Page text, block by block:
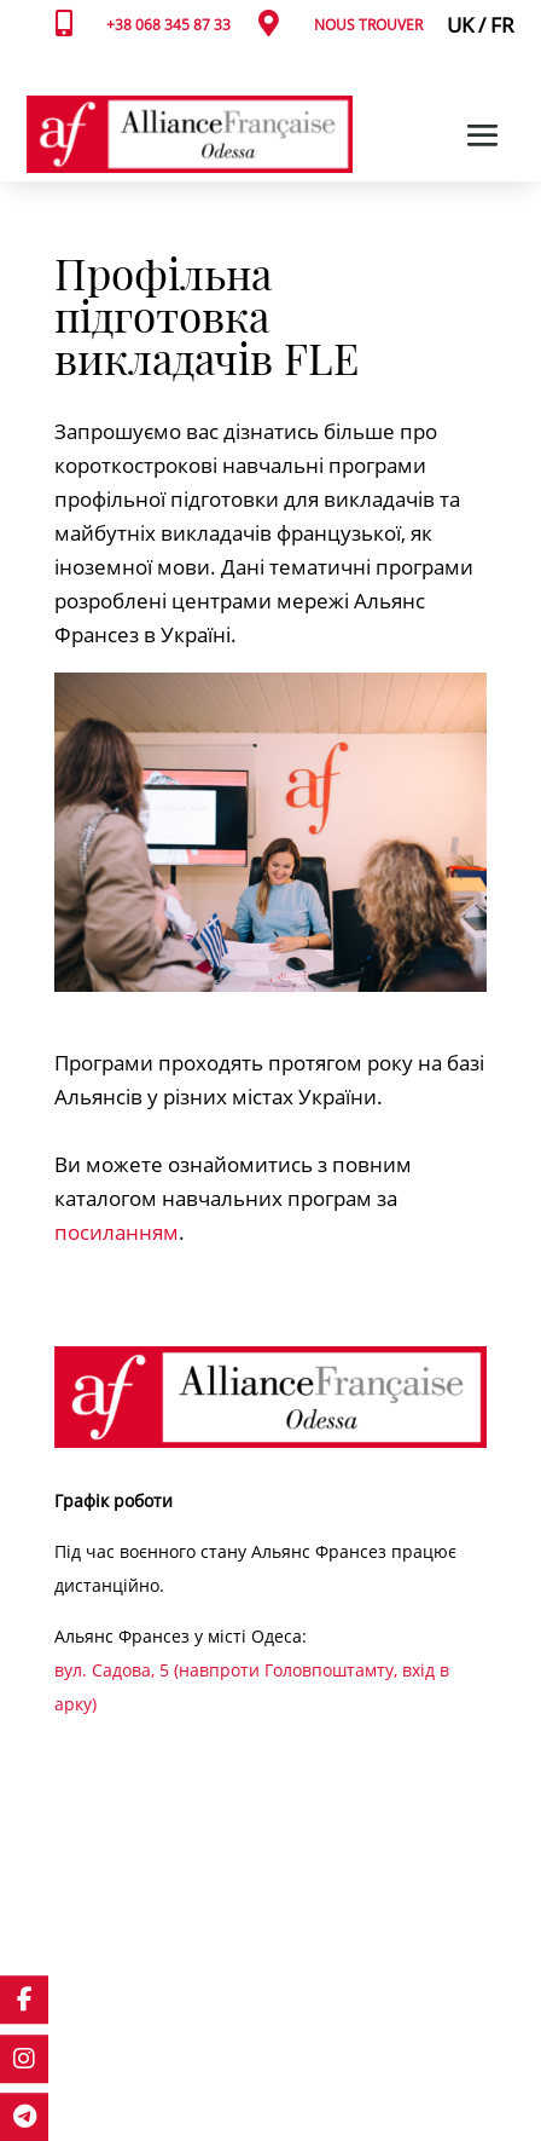
 +38 068 345 87 33  NOUS TROUVER UK/FR
Профільна
підготовка
викладачів FLE
Запрошуємо вас дізнатись більше про
короткострокові навчальні програми
профільної підготовки для викладачів та
майбутніх викладачів французької, як
іноземної мови. Дані тематичні програми
розроблені центрами мережі Альянс
Франсез в Україні.
Програми проходять протягом року на базі
Альянсів у різних містах України.
Ви можете ознайомитись з повним
каталогом навчальних програм за
посиланням.
Графік роботи
Під час воєнного стану Альянс Франсез працює
дистанційно.
Альянс Франсез у місті Одеса:
вул. Садова, 5 (навпроти Головпоштамту, вхід в
арку)